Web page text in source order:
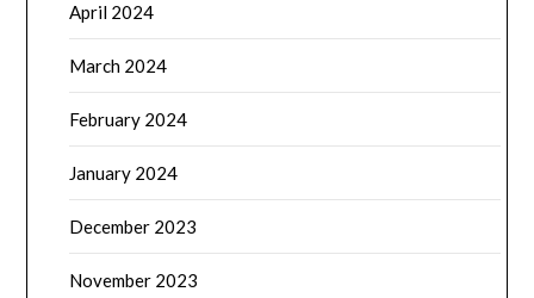
April 2024
March 2024
February 2024
January 2024
December 2023
November 2023